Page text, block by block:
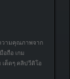
วามคุณภาพจาก
ถือ เกม
เด็ดๆ คลิปวีดิโอ